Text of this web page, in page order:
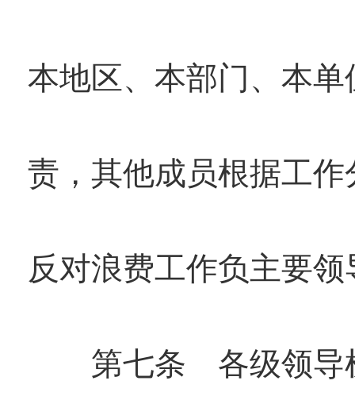
本地区、本部门、本
责，其他成员根据工
反对浪费工作负主要
第七条 各级领导机